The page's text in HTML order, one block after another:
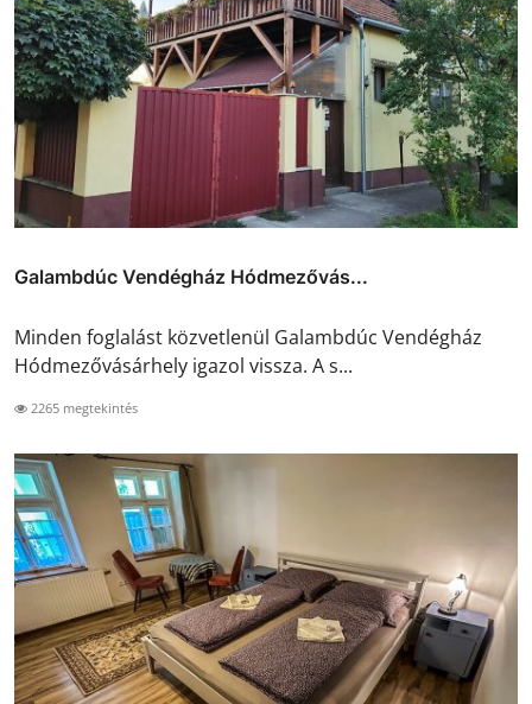
Galambdúc Vendégház Hódmezővás...
Minden foglalást közvetlenül Galambdúc Vendégház
Hódmezővásárhely igazol vissza. A s...
2265 megtekintés